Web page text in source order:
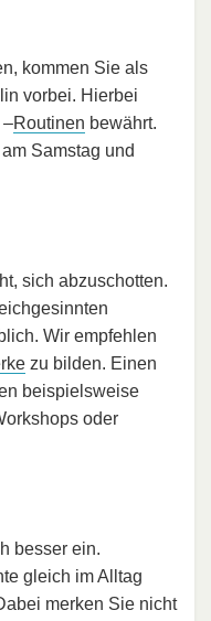
kommen Sie als
vorbei. Hierbei
–Routinen bewährt.
Samstag und
sich abzuschotten.
Wir empfehlen
zu bilden. Einen
beispielsweise
oder
besser ein.
gleich im Alltag
merken Sie nicht